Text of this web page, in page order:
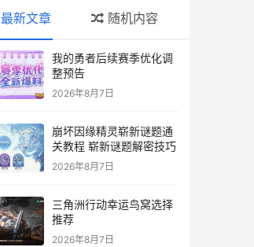
最新文章 随机内容
我的勇者后续赛季优化调
整预告
2026年8月7日
崩坏因缘精灵崭新谜题通
关教程 崭新谜题解密技巧
2026年8月7日
三角洲行动幸运鸟窝选择
推荐
2026年8月7日